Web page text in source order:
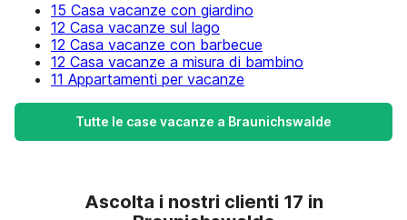
15 Casa vacanze con giardino
12 Casa vacanze sul lago
12 Casa vacanze con barbecue
12 Casa vacanze a misura di bambino
11 Appartamenti per vacanze
Tutte le case vacanze a Braunichswalde
Ascolta i nostri clienti 17 in